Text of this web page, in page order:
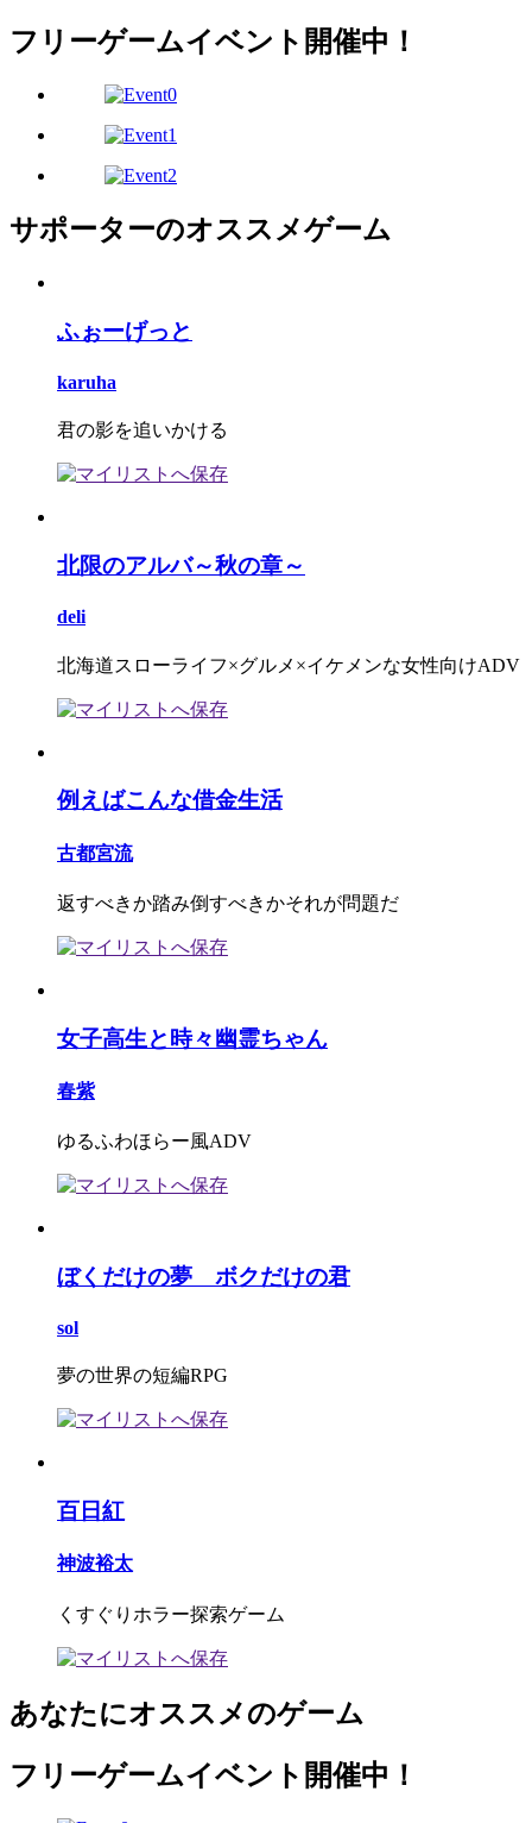
フリーゲームイベント開催中！
サポーターのオススメゲーム
ふぉーげっと
karuha
君の影を追いかける
北限のアルバ～秋の章～
deli
北海道スローライフ×グルメ×イケメンな女性向けADV
例えばこんな借金生活
古都宮流
返すべきか踏み倒すべきかそれが問題だ
女子高生と時々幽霊ちゃん
春紫
ゆるふわほらー風ADV
ぼくだけの夢 ボクだけの君
sol
夢の世界の短編RPG
百日紅
神波裕太
くすぐりホラー探索ゲーム
あなたにオススメのゲーム
フリーゲームイベント開催中！